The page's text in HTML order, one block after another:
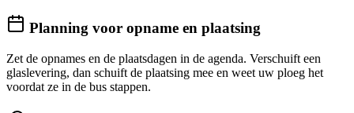
Planning voor opname en plaatsing
Zet de opnames en de plaatsdagen in de agenda. Verschuift een
glaslevering, dan schuift de plaatsing mee en weet uw ploeg het
voordat ze in de bus stappen.